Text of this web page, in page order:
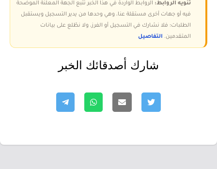
تنويه الروابط: الروابط الواردة في هذا الخبر تتبع الجهة المعلنة الموضحة
فيه أو جهات أخرى مستقلة عنا، وهي وحدها من يدير التسجيل ويستقبل
الطلبات؛ فلا نشارك في التسجيل أو الفرز، ولا نطّلع على بيانات
المتقدمين. التفاصيل
شارك أصدقائك الخبر